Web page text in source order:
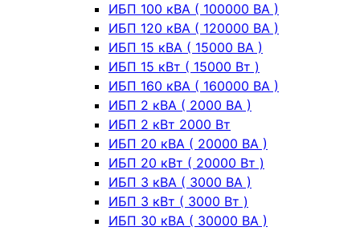
ИБП 100 кВА ( 100000 ВА )
ИБП 120 кВА ( 120000 ВА )
ИБП 15 кВА ( 15000 ВА )
ИБП 15 кВт ( 15000 Вт )
ИБП 160 кВА ( 160000 ВА )
ИБП 2 кВА ( 2000 ВА )
ИБП 2 кВт 2000 Вт
ИБП 20 кВА ( 20000 ВА )
ИБП 20 кВт ( 20000 Вт )
ИБП 3 кВА ( 3000 ВА )
ИБП 3 кВт ( 3000 Вт )
ИБП 30 кВА ( 30000 ВА )